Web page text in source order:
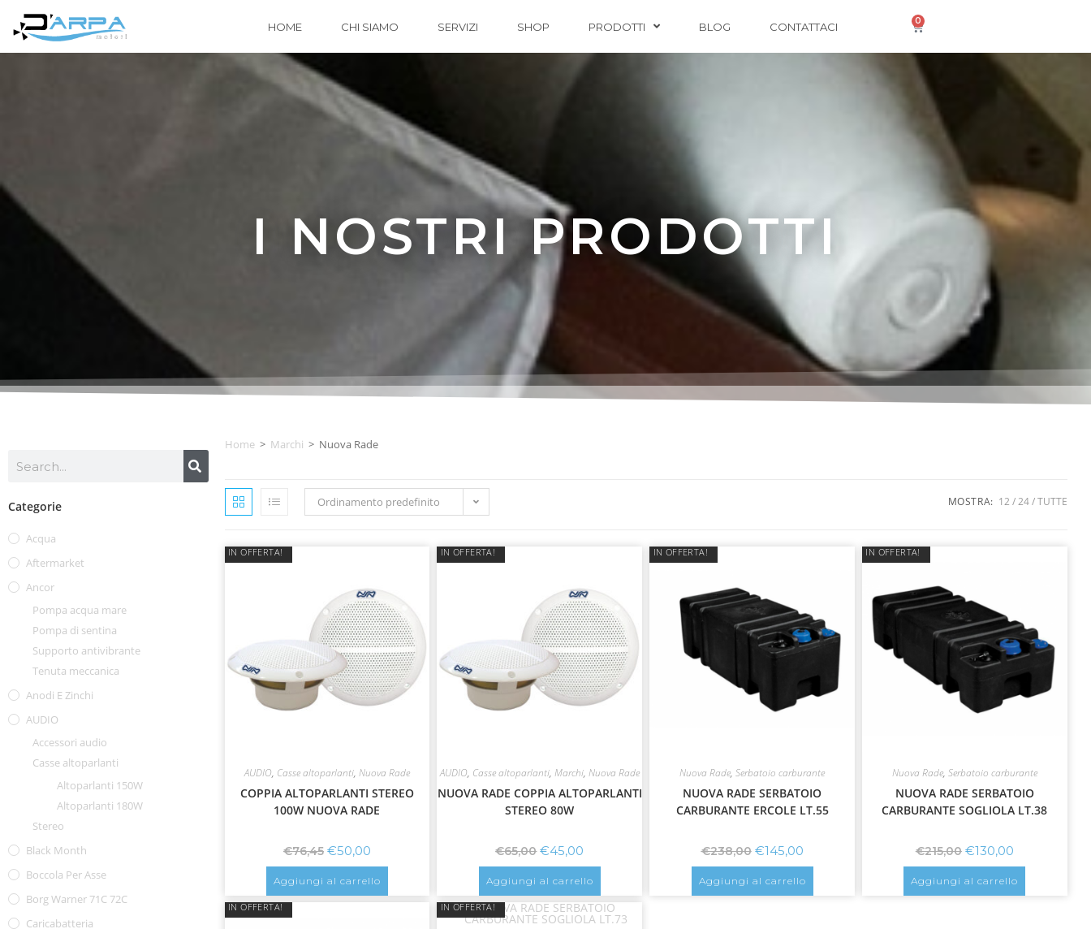
HOME CHI SIAMO SERVIZI SHOP PRODOTTI BLOG CONTATTACI 0
I NOSTRI PRODOTTI
Categorie
Acqua
Aftermarket
Ancor
Pompa acqua mare
Pompa di sentina
Supporto antivibrante
Tenuta meccanica
Anodi E Zinchi
AUDIO
Accessori audio
Casse altoparlanti
Altoparlanti 150W
Altoparlanti 180W
Stereo
Black Month
Boccola Per Asse
Borg Warner 71C 72C
Caricabatteria
Home > Marchi > Nuova Rade
Ordinamento predefinito MOSTRA: 12 24 TUTTE
IN OFFERTA!
AUDIO, Casse altoparlanti, Nuova Rade
COPPIA ALTOPARLANTI STEREO
100W NUOVA RADE
€76,45 €50,00
Aggiungi al carrello
IN OFFERTA!
AUDIO, Casse altoparlanti, Marchi, Nuova Rade
NUOVA RADE COPPIA ALTOPARLANTI
STEREO 80W
€65,00 €45,00
Aggiungi al carrello
IN OFFERTA!
Nuova Rade,Serbatoio carburante
NUOVA RADE SERBATOIO
CARBURANTE ERCOLE LT.55
€238,00 €145,00
Aggiungi al carrello
IN OFFERTA!
Nuova Rade, Serbatoio carburante
NUOVA RADE SERBATOIO
CARBURANTE SOGLIOLA LT.38
€215,00 €130,00
Aggiungi al carrello
IN OFFERTA! IN OFFERTA!